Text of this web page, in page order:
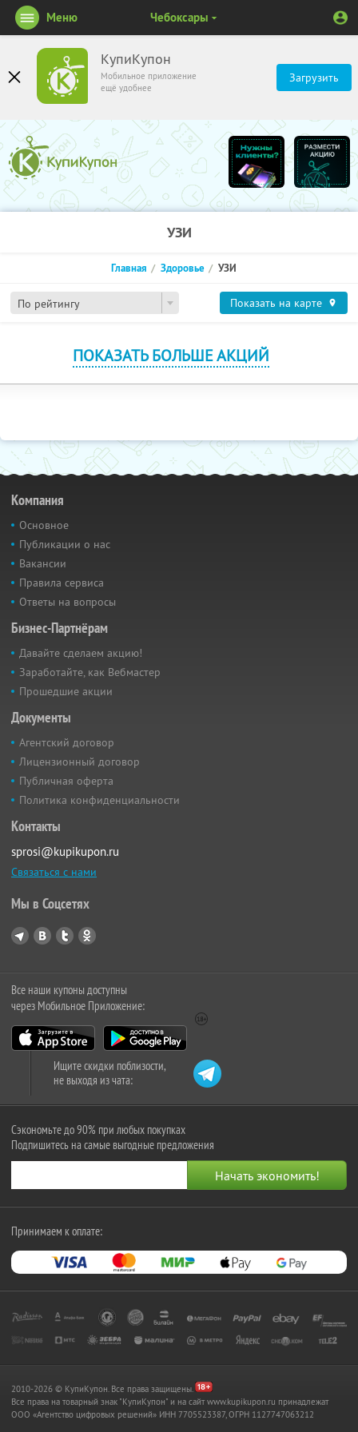
КупиКупон
Мобильное приложение
ещё удобнее
Загрузить
Меню Чебоксары
УЗИ
По рейтингу
Главная Здоровье УЗИ
Показать на карте
ПОКАЗАТЬ БОЛЬШЕ АКЦИЙ
Компания
Основное
Публикации о нас
Вакансии
Правила сервиса
Ответы на вопросы
Бизнес-Партнёрам
Давайте сделаем акцию!
Заработайте, как Вебмастер
Прошедшие акции
Документы
Агентский договор
Лицензионный договор
Публичная оферта
Политика конфиденциальности
Контакты
sprosi@kupikupon.ru
Связаться с нами
Мы в Соцсетях
Все наши купоны доступны
через Мобильное Приложение:
Ищите скидки поблизости,
не выходя из чата:
Сэкономьте до 90% при любых покупках
Подпишитесь на самые выгодные предложения
Принимаем к оплате:
2010-2026 © КупиКупон. Все права защищены.
Все права на товарный знак "КупиКупон" и на сайт www.kupikupon.ru принадлежат
OOO «Агентство цифровых решений» ИНН 7705523387, ОГРН 1127747063212